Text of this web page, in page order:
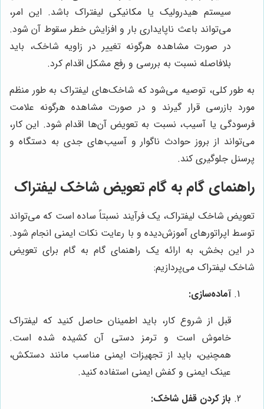
سیستم هیدرولیک یا مکانیکی لیفتراک باشد. این امر،
می‌تواند باعث ناپایداری بار و افزایش خطر سقوط آن شود.
در صورت مشاهده هرگونه تغییر در زاویه شاخک، باید
بلافاصله نسبت به بررسی و رفع مشکل اقدام کرد.
به طور کلی، توصیه می‌شود که شاخک‌های لیفتراک به طور منظم
مورد بازرسی قرار گیرند و در صورت مشاهده هرگونه علامت
فرسودگی یا آسیب، نسبت به تعویض آن‌ها اقدام شود. این کار،
می‌تواند از بروز حوادث ناگوار و آسیب‌های جدی به دستگاه و
پرسنل جلوگیری کند.
راهنمای گام به گام تعویض شاخک لیفتراک
تعویض شاخک لیفتراک، یک فرآیند نسبتاً ساده است که می‌تواند
توسط اپراتورهای آموزش‌دیده و با رعایت نکات ایمنی انجام شود.
در این بخش، به ارائه یک راهنمای گام به گام برای تعویض
شاخک لیفتراک می‌پردازیم:
آماده‌سازی:
قبل از شروع کار، باید اطمینان حاصل کنید که لیفتراک
خاموش است و ترمز دستی آن کشیده شده است.
همچنین، باید از تجهیزات ایمنی مناسب مانند دستکش،
عینک ایمنی و کفش ایمنی استفاده کنید.
باز کردن قفل شاخک: